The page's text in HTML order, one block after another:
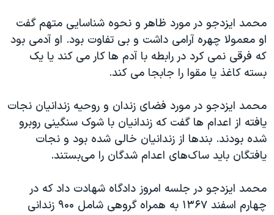
محمد ایزدجو در مورد ظاهر و نحوه شناسایی متهم گفت
او معمولا چهره آرامی داشت و بی تفاوت بود. او آدمی بود
که فرقی نمی کرد در رابطه با آدم ها کار می کند یا یک
بسته کاغذ یا مقوا را جابجا می کند.
محمد ایزدجو در مورد فضای زندان و روحیه زندانیان نجات
یافته از اعدام ها گفت که زندانیان با شوک سنگینی روبرو
شده بودند. بندها از زندانیان خالی شده بود و نجات
یافتگان باید ساک‌های اعدام شدگان را می‌بستند.
محمد ایزدجو در جلسه امروز دادگاه شهادت داد که در
چهارم اسفند ۱۳۶۷ به همراه گروهی شامل ۹۰۰ زندانی